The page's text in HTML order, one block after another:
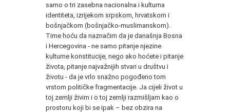
samo o tri zasebna nacionalna i kulturna
identiteta, izrijekom srpskom, hrvatskom i
bošnjačkom (bošnjačko-muslimanskom).
Time hoću da naznačim da je današnja Bosna
i Hercegovina - ne samo pitanje njezine
kulturne konstitucije, nego ako hoćete i pitanje
života, pitanje najvažnijih stvari u društvu i
životu - da je vrlo snažno pogođeno tom
vrstom političke fragmentacije. Ja cijeli život u
toj zemlji živim i o toj zemlji razmišljam kao o
prostoru koji bi se ipak – bez obzira na